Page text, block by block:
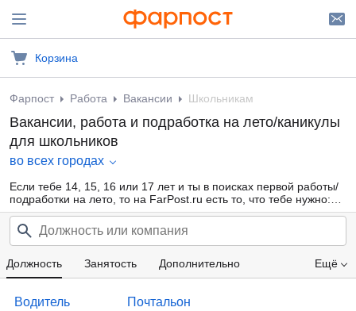
Корзина
Фарпост Работа Вакансии Школьникам
Вакансии, работа и подработка на лето/каникулы
для школьников
во всех городах
Если тебе 14, 15, 16 или 17 лет и ты в поисках первой работы/
подработки на лето, то на FarPost.ru есть то, что тебе нужно:
большая база свежих объявлений от прямых работодателей и
кадровых агентств, ежедневные обновления, удобная
фильтрация по области деятельности, опыту работы, желаемой
з/п. Заработай свои первые карманные деньги уже сейчас!
Ещё
Должность Занятость Дополнительно
Водитель
Почтальон